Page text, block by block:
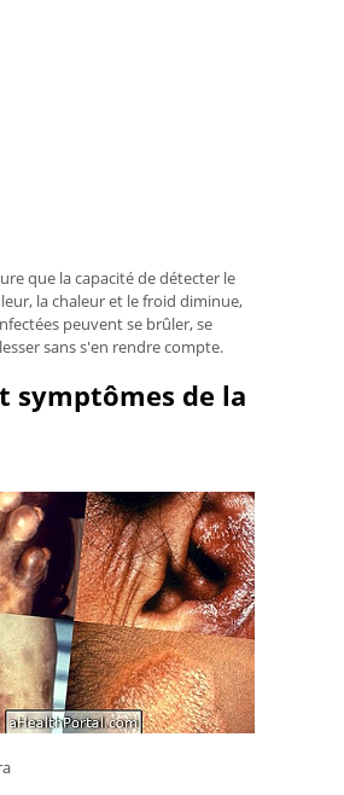
que la capacité de détecter le
la chaleur et le froid diminue,
peuvent se brûler, se
sans s'en rendre compte.
symptômes de la